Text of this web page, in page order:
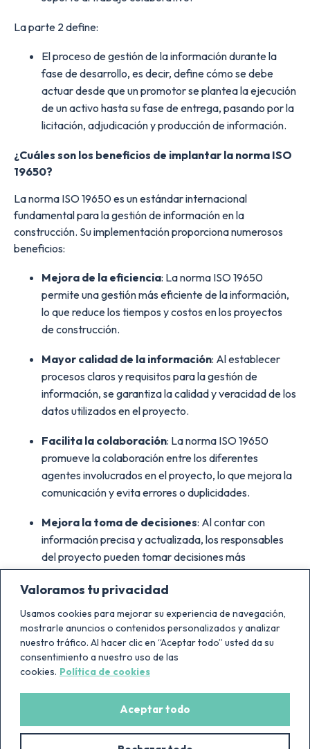
Valoramos tu privacidad
Usamos cookies para mejorar su experiencia de navegación,
mostrarle anuncios o contenidos personalizados y analizar
nuestro tráfico. Al hacer clic en “Aceptar todo” usted da su
consentimiento a nuestro uso de las
cookies. Política de cookies
Aceptar todo
La parte 2 define:
El proceso de gestión de la información durante la
fase de desarrollo, es decir, define cómo se debe
actuar desde que un promotor se plantea la ejecución
de un activo hasta su fase de entrega, pasando por la
licitación, adjudicación y producción de información.
¿Cuáles son los beneficios de implantar la norma ISO
19650?
La norma ISO 19650 es un estándar internacional
fundamental para la gestión de información en la
construcción. Su implementación proporciona numerosos
beneficios:
Mejora de la eficiencia: La norma ISO 19650
permite una gestión más eficiente de la información,
lo que reduce los tiempos y costos en los proyectos
de construcción.
Mayor calidad de la información: Al establecer
procesos claros y requisitos para la gestión de
información, se garantiza la calidad y veracidad de los
datos utilizados en el proyecto.
Facilita la colaboración: La norma ISO 19650
promueve la colaboración entre los diferentes
agentes involucrados en el proyecto, lo que mejora la
comunicación y evita errores o duplicidades.
Mejora la toma de decisiones: Al contar con
información precisa y actualizada, los responsables
del proyecto pueden tomar decisiones más
acertadas y minimizar los riesgos.
Si bien su aplicación es de ámbito internacional y las
velocidades a las que se implanta el uso de BIM difieren
entre países son muy distintas, por ejemplo en España se
aprobó el conocido como “Plan BIM España” en el Consejo
de Ministros de junio de 2023, donde se estima que el uso
de BIM puede llegar a aplicarse al 25% de toda la
contratación pública.